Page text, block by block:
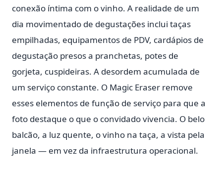
conexão íntima com o vinho. A realidade de um
dia movimentado de degustações inclui taças
empilhadas, equipamentos de PDV, cardápios de
degustação presos a pranchetas, potes de
gorjeta, cuspideiras. A desordem acumulada de
um serviço constante. O Magic Eraser remove
esses elementos de função de serviço para que a
foto destaque o que o convidado vivencia. O belo
balcão, a luz quente, o vinho na taça, a vista pela
janela — em vez da infraestrutura operacional.